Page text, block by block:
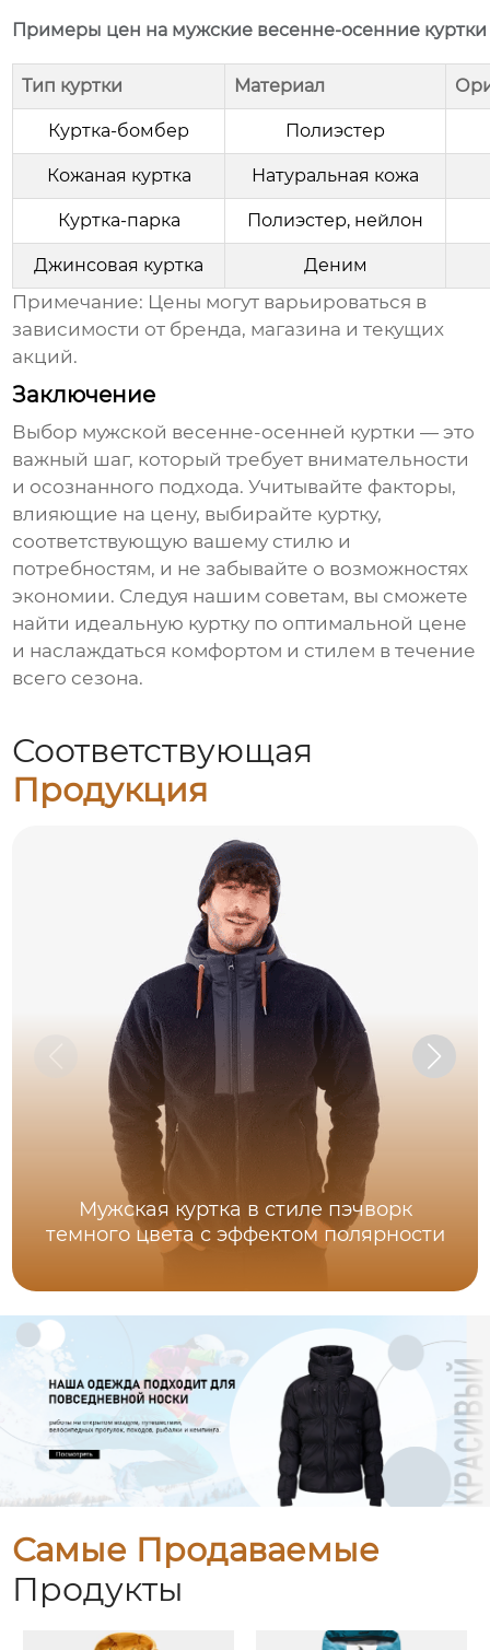
Примеры цен на мужские весенне-осенние куртки
Тип куртки Материал
Куртка-бомбер Полиэстер
Кожаная куртка Натуральная кожа
Куртка-парка Полиэстер, нейлон
Джинсовая куртка Деним
Примечание: Цены могут варьироваться в
зависимости от бренда, магазина и текущих
акций.
Заключение
Выбор мужской весенне-осенней куртки — это
важный шаг, который требует внимательности
и осознанного подхода. Учитывайте факторы,
влияющие на цену, выбирайте куртку,
соответствующую вашему стилю и
потребностям, и не забывайте о возможностях
экономии. Следуя нашим советам, вы сможете
найти идеальную куртку по оптимальной цене
и наслаждаться комфортом и стилем в течение
всего сезона.
Соответствующая
Продукция
Мужская куртка в стиле пэчворк
темного цвета с эффектом полярности
Самые Продаваемые
Продукты